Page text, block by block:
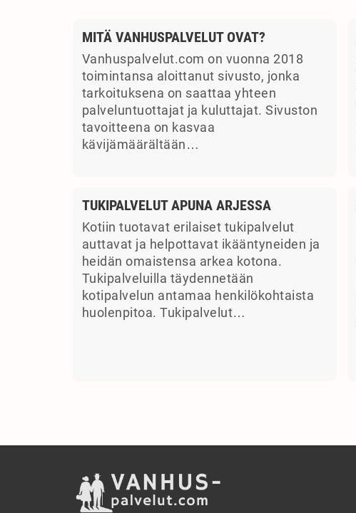
MITÄ VANHUSPALVELUT OVAT?
Vanhuspalvelut.com on vuonna 2018
toimintansa aloittanut sivusto, jonka
tarkoituksena on saattaa yhteen
palveluntuottajat ja kuluttajat. Sivuston
tavoitteena on kasvaa
kävijämäärältään…
TUKIPALVELUT APUNA ARJESSA
Kotiin tuotavat erilaiset tukipalvelut
auttavat ja helpottavat ikääntyneiden ja
heidän omaistensa arkea kotona.
Tukipalveluilla täydennetään
kotipalvelun antamaa henkilökohtaista
huolenpitoa. Tukipalvelut…